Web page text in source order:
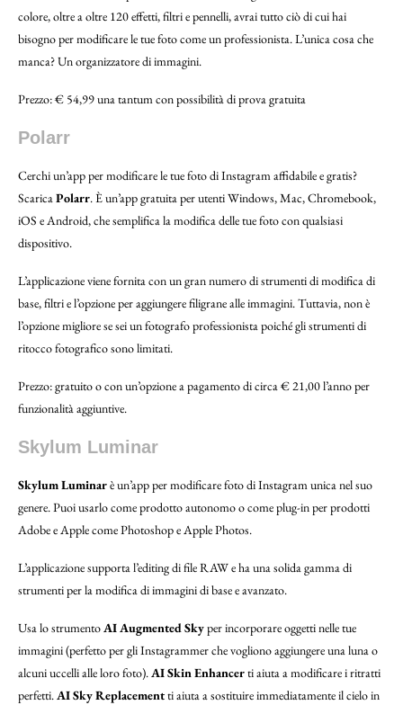
colore, oltre a oltre 120 effetti, filtri e pennelli, avrai tutto ciò di cui hai
bisogno per modificare le tue foto come un professionista. L’unica cosa che
manca? Un organizzatore di immagini.
Prezzo: € 54,99 una tantum con possibilità di prova gratuita
Polarr
Cerchi un’app per modificare le tue foto di Instagram affidabile e gratis?
ScaricaPolarr. È un’app gratuita per utenti Windows, Mac, Chromebook,
iOS e Android, che semplifica la modifica delle tue foto con qualsiasi
dispositivo.
L’applicazione viene fornita con un gran numero di strumenti di modifica di
base, filtri e l’opzione per aggiungere filigrane alle immagini. Tuttavia, non è
l’opzione migliore se sei un fotografo professionista poiché gli strumenti di
ritocco fotografico sono limitati.
Prezzo: gratuito o con un’opzione a pagamento di circa € 21,00 l’anno per
funzionalità aggiuntive.
Skylum Luminar
Skylum Luminarè un’app per modificare foto di Instagram unica nel suo
genere. Puoi usarlo come prodotto autonomo o come plug-in per prodotti
Adobe e Apple come Photoshop e Apple Photos.
L’applicazione supporta l’editing di file RAW e ha una solida gamma di
strumenti per la modifica di immagini di base e avanzato.
Usa lo strumentoAI Augmented Skyper incorporare oggetti nelle tue
immagini (perfetto per gli Instagrammer che vogliono aggiungere una luna o
alcuni uccelli alle loro foto).AI Skin Enhancerti aiuta a modificare i ritratti
perfetti.AI Sky Replacementti aiuta a sostituire immediatamente il cielo in